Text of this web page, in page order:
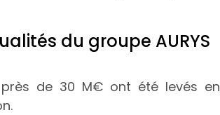
du groupe AURYS
de 30 M€ ont été levés en